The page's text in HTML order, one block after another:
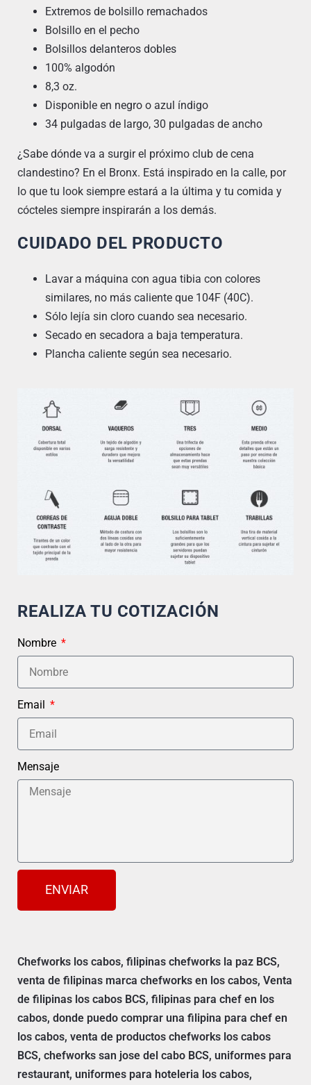
Extremos de bolsillo remachados
Bolsillo en el pecho
Bolsillos delanteros dobles
100% algodón
8,3 oz.
Disponible en negro o azul índigo
34 pulgadas de largo, 30 pulgadas de ancho
¿Sabe dónde va a surgir el próximo club de cena
clandestino? En el Bronx. Está inspirado en la calle, por
lo que tu look siempre estará a la última y tu comida y
cócteles siempre inspirarán a los demás.
CUIDADO DEL PRODUCTO
Lavar a máquina con agua tibia con colores
similares, no más caliente que 104F (40C).
Sólo lejía sin cloro cuando sea necesario.
Secado en secadora a baja temperatura.
Plancha caliente según sea necesario.
REALIZA TU COTIZACIÓN
Nombre
Email
Mensaje
ENVIAR
Chefworks los cabos, filipinas chefworks la paz BCS,
venta de filipinas marca chefworks en los cabos, Venta
de filipinas los cabos BCS, filipinas para chef en los
cabos, donde puedo comprar una filipina para chef en
los cabos, venta de productos chefworks los cabos
BCS, chefworks san jose del cabo BCS, uniformes para
restaurant, uniformes para hoteleria los cabos,